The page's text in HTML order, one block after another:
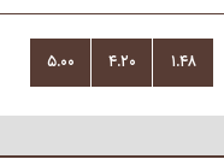
۵.۰۰ ۴.۲۰ ۱.۴۸